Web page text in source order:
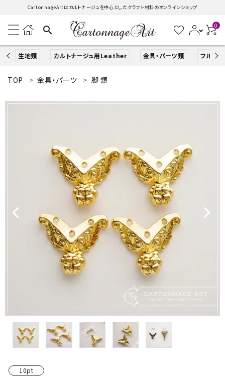
CartonnageArtはカルトナージュを中心としたクラフト材料のオンラインショップ
search 0
生地類 カルトナージュ用Leather 金具・パーツ類 フルキッ
新規会員登録
カルトナージュLeather用
金具・パーツ類
デコレーション材料
道具類
基本材料
TOP 金具・パーツ 脚 類
10pt